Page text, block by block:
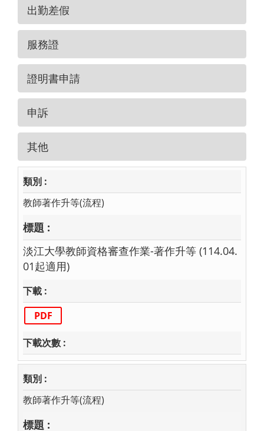
出勤差假
服務證
證明書申請
申訴
其他
教師著作升等(流程)
淡江大學教師資格審查作業-著作升等 (114.04.
01起適用)
PDF
教師著作升等(流程)